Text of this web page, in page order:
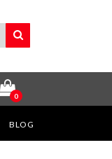
0
BLOG